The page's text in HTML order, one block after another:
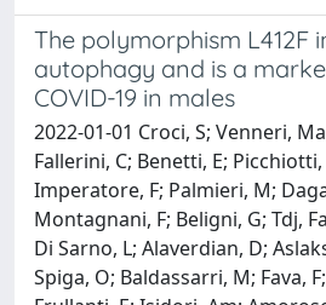
The polymorphism L412F
autophagy and is a
COVID-19 in males
2022-01-01 Croci, S; Venneri,
Fallerini, C; Benetti, E;
Imperatore, F; Palmieri, M;
Montagnani, F; Beligni, G; Tdj,
Di Sarno, L; Alaverdian, D;
Spiga, O; Baldassarri, M; Fava,